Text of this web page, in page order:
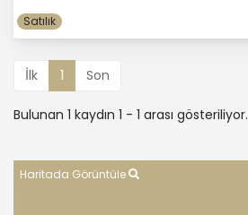
Satılık
İlk 1 Son
Bulunan 1 kaydın 1 - 1 arası gösteriliyor.
Haritada Görüntüle